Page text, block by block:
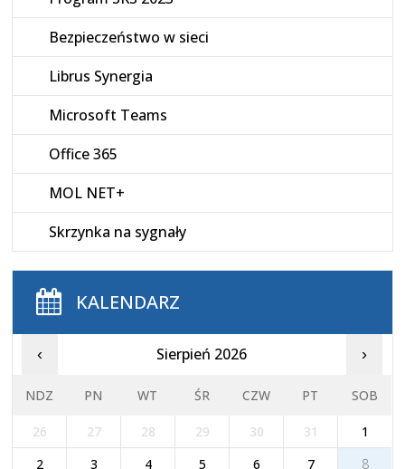
Bezpieczeństwo w sieci
Librus Synergia
Microsoft Teams
Office 365
MOL NET+
Skrzynka na sygnały
KALENDARZ
‹ Sierpień 2026 ›
NDZ PN WT ŚR CZW PT SOB
26 27 28 29 30 31
1
2
3 4 5 6 7
8